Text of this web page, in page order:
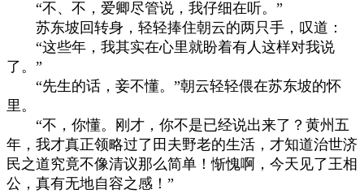
“不、不，爱卿尽管说，我仔细在听。”
苏东坡回转身，轻轻捧住朝云的两只手，叹道：
“这些年，我其实在心里就盼着有人这样对我说
了。”
“先生的话，妾不懂。”朝云轻轻偎在苏东坡的怀
里。
“不，你懂。刚才，你不是已经说出来了？黄州五
年，我才真正领略过了田夫野老的生活，才知道治世济
民之道究竟不像清议那么简单！惭愧啊，今天见了王相
公，真有无地自容之感！”